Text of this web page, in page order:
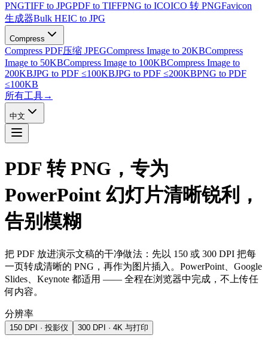
PNGTIFF to JPGPDF to TIFFPNG to ICOICO 转 PNGFavicon
生成器Bulk HEIC to JPG
Compress
Compress PDF压缩 JPEGCompress Image to 20KBCompress
Image to 50KBCompress Image to 100KBCompress Image to
200KBJPG to PDF ≤100KBJPG to PDF ≤200KBPNG to PDF
≤100KB
所有工具→
中文
PDF 转 PNG，专为
PowerPoint 幻灯片清晰锐利，
告别模糊
把 PDF 放进演示文稿的干净做法：先以 150 或 300 DPI 把每
一页转成清晰的 PNG，再作为图片插入。PowerPoint、Google
Slides、Keynote 都适用 —— 全程在浏览器中完成，不上传任
何内容。
分辨率
150 DPI · 投影仪 300 DPI · 4K 与打印